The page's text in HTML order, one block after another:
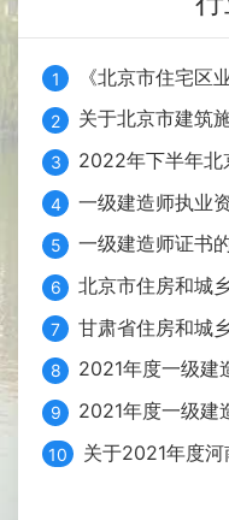
1 《北京市住宅区
2 关于北京市建筑
3 2022年下半年北
4 一级建造师执业
5 一级建造师证书
6 北京市住房和城
7 甘肃省住房和城
8 2021年度一级建
9 2021年度一级建
10 关于2021年度